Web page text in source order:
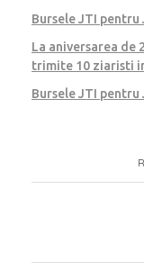
Bursele JTI
La aniversarea de
trimite 10 ziaristi
Bursele JTI pentru